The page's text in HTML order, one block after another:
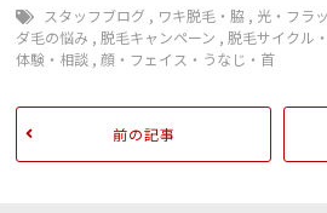
スタッフブログ , ワキ脱毛・脇 , 光・フラ
ダ毛の悩み ,脱毛キャンペーン ,脱毛サイクル
体験・相談 ,顔・フェイス・うなじ・首
前の記事